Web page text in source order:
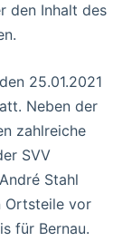
den Inhalt des
25.01.2021
Neben der
zahlreiche
SVV
Stahl
Ortsteile vor
für Bernau.